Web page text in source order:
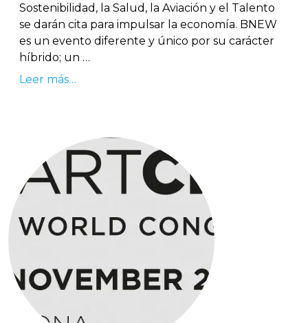
Sostenibilidad, la Salud, la Aviación y el Talento
se darán cita para impulsar la economía. BNEW
es un evento diferente y único por su carácter
híbrido; un …
Leer más…